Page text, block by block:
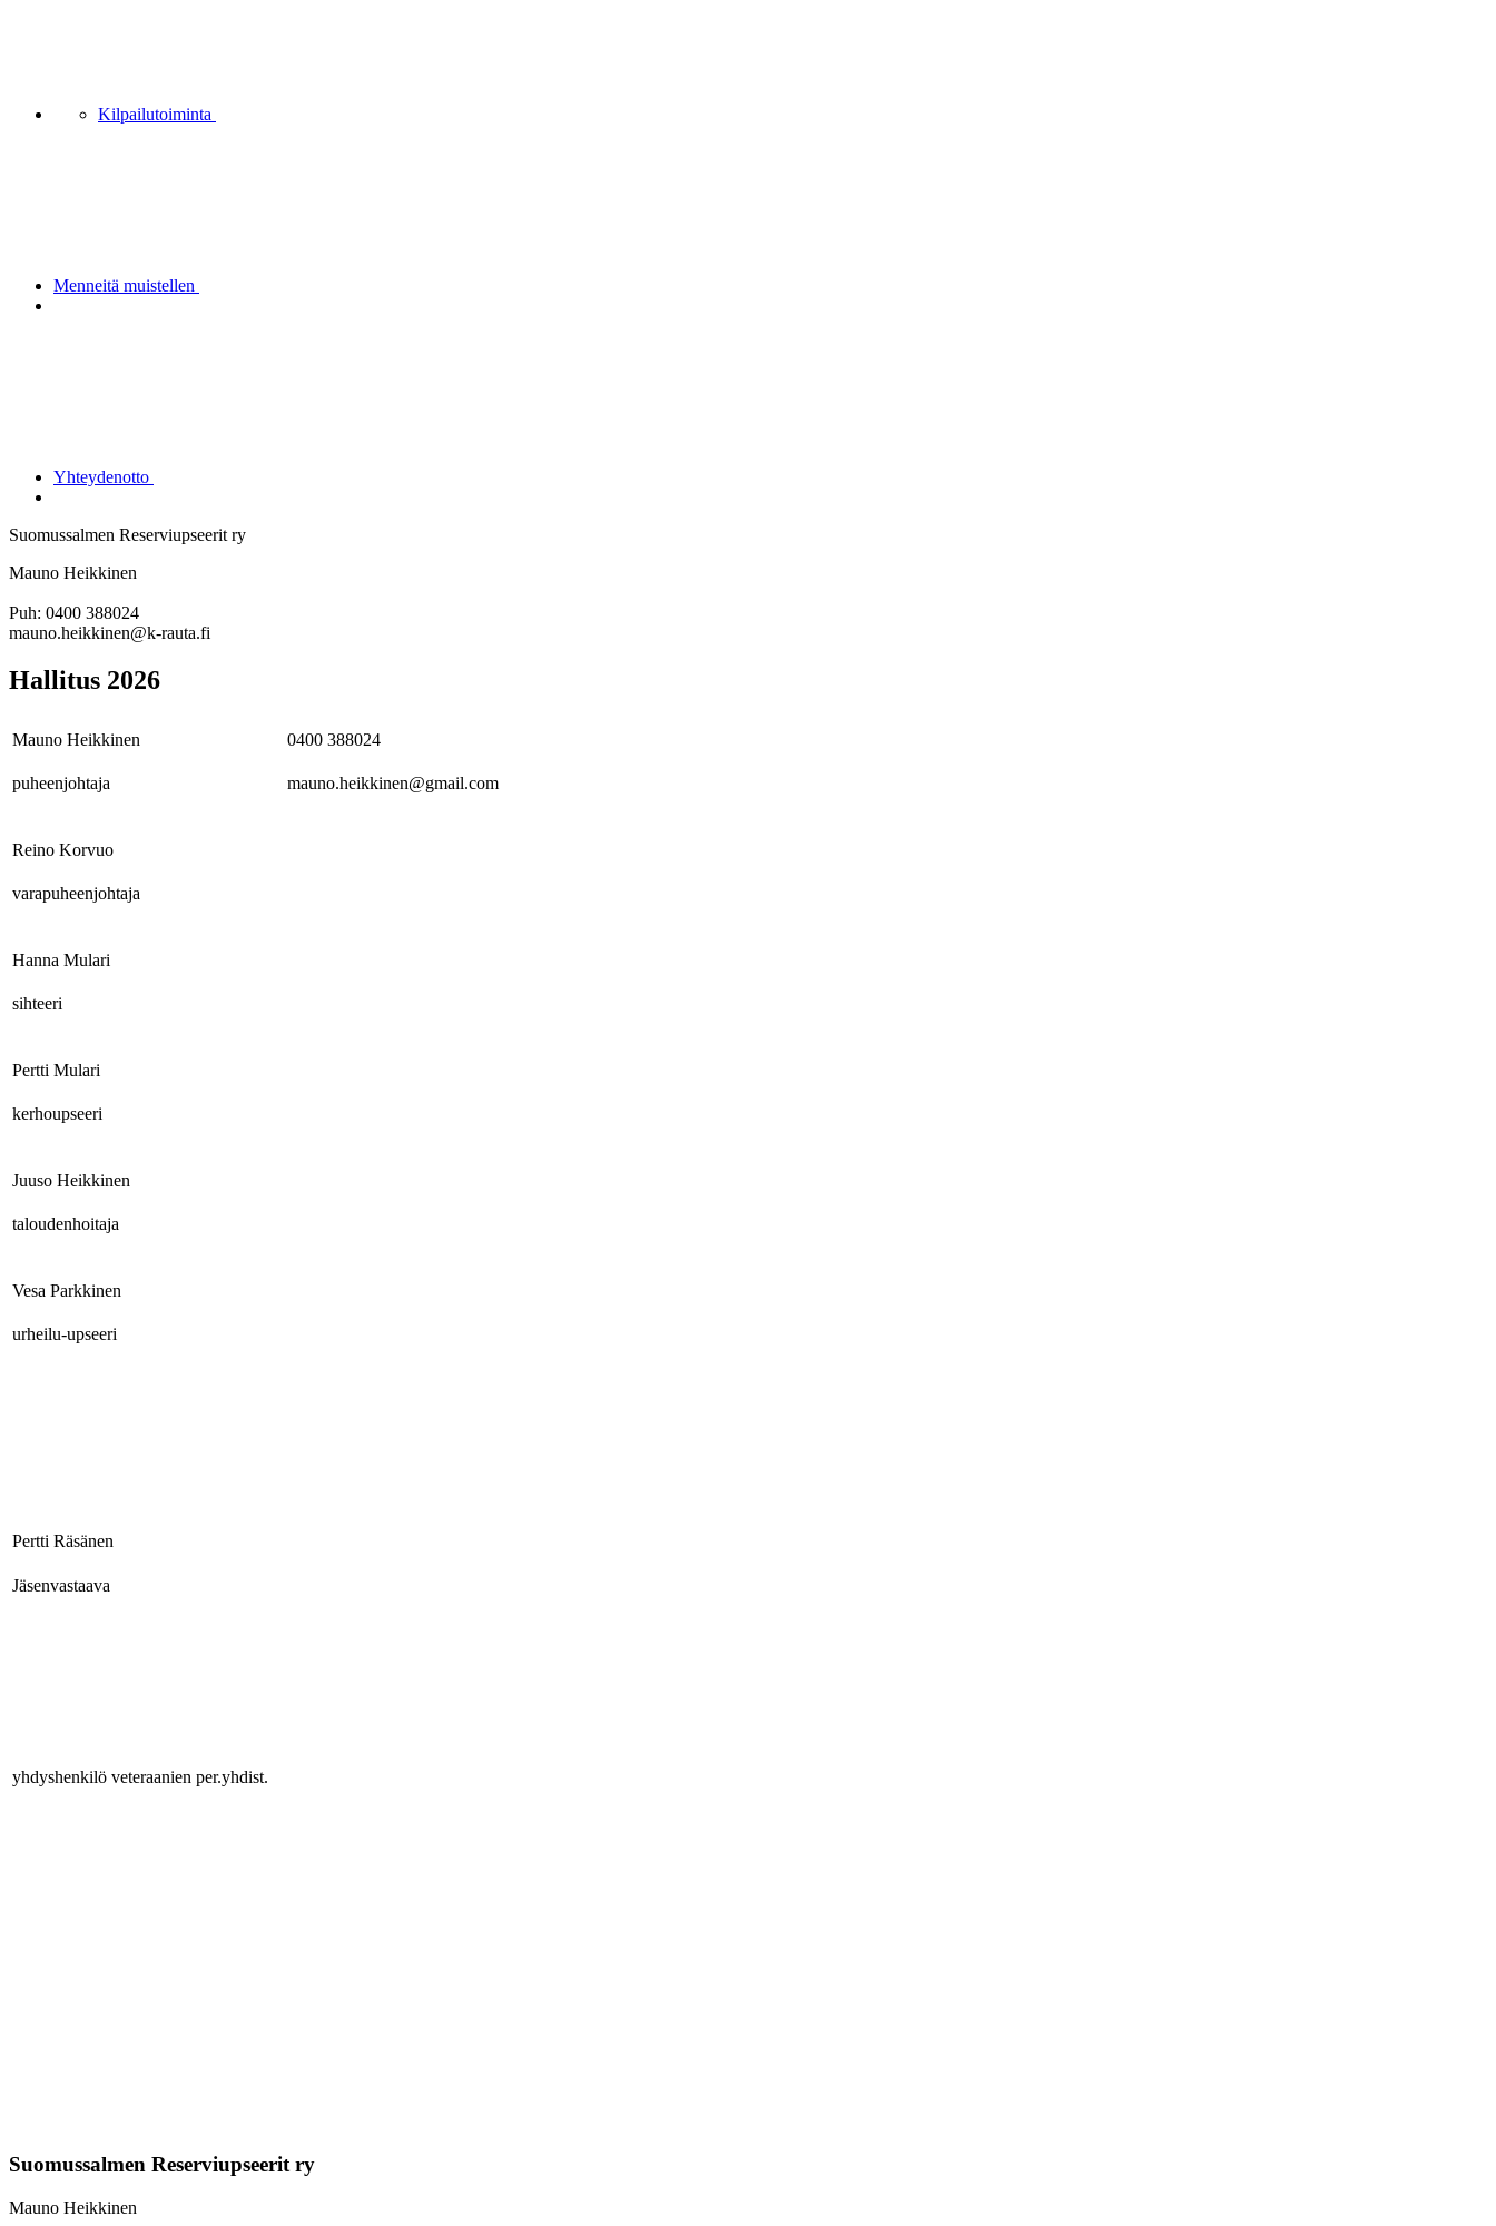
Kilpailutoiminta
Menneitä muistellen
Yhteydenotto
Suomussalmen Reserviupseerit ry
Mauno Heikkinen
Puh: 0400 388024
mauno.heikkinen@k-rauta.fi
Hallitus 2026
Mauno Heikkinen 0400 388024
puheenjohtaja mauno.heikkinen@gmail.com
Reino Korvuo
varapuheenjohtaja
Hanna Mulari
sihteeri
Pertti Mulari
kerhoupseeri
Juuso Heikkinen
taloudenhoitaja
Vesa Parkkinen
urheilu-upseeri
Pertti Räsänen
Jäsenvastaava
yhdyshenkilö veteraanien per.yhdist.
Suomussalmen Reserviupseerit ry
Mauno Heikkinen